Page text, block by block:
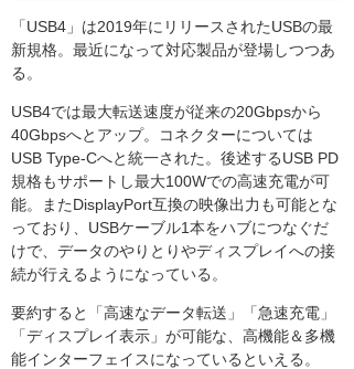
「USB4」は2019年にリリースされたUSBの最
新規格。最近になって対応製品が登場しつつあ
る。
USB4では最大転送速度が従来の20Gbpsから
40Gbpsへとアップ。コネクターについては
USB Type-Cへと統一された。後述するUSB PD
規格もサポートし最大100Wでの高速充電が可
能。またDisplayPort互換の映像出力も可能とな
っており、USBケーブル1本をハブにつなぐだ
けで、データのやりとりやディスプレイへの接
続が行えるようになっている。
要約すると「高速なデータ転送」「急速充電」
「ディスプレイ表示」が可能な、高機能＆多機
能インターフェイスになっているといえる。